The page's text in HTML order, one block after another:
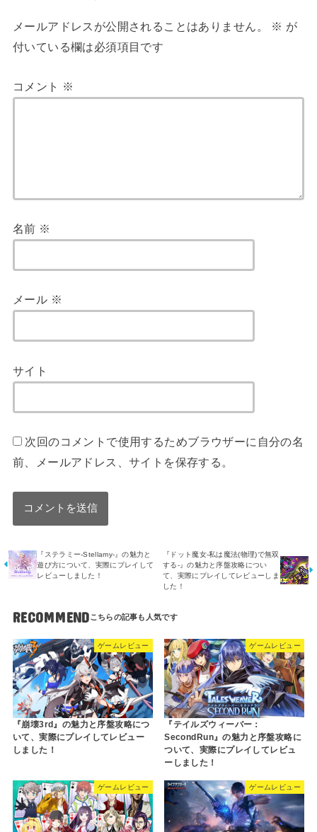
メールアドレスが公開されることはありません。 ※ が
付いている欄は必須項目です
コメント ※
名前 ※
メール ※
サイト
次回のコメントで使用するためブラウザーに自分の名
前、メールアドレス、サイトを保存する。
『ステラミー-Stellamy-』の魅力と
遊び方について、実際にプレイして
レビューしました！
『ドット魔女-私は魔法(物理)で無双
する-』の魅力と序盤攻略につい
て、実際にプレイしてレビューしま
した！
RECOMMEND
ゲームレビュー
『崩壊3rd』の魅力と序盤攻略につ
いて、実際にプレイしてレビュー
しました！
ゲームレビュー
『テイルズウィーバー：
SecondRun』の魅力と序盤攻略に
ついて、実際にプレイしてレビュ
ーしました！
ゲームレビュー ゲームレビュー